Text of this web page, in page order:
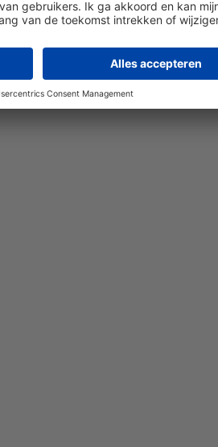
topkwaliteit van hun